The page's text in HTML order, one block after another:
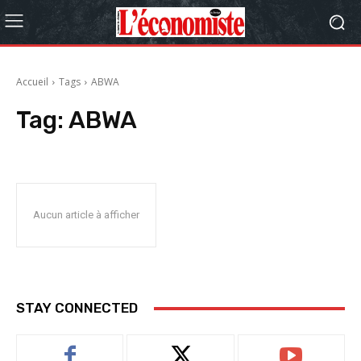
Accueil Tags ABWA
Tag: ABWA
Aucun article à afficher
STAY CONNECTED